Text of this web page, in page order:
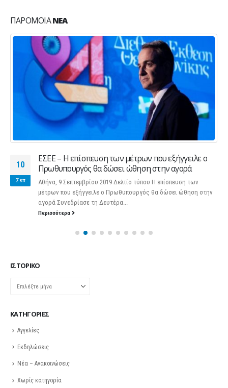
ΠΑΡΌΜΟΙΑΝΈΑ
10
Σεπ
ΕΣΕΕ – Η επίσπευση των μέτρων που εξήγγειλε ο
Πρωθυπουργός θα δώσει ώθηση στην αγορά
Αθήνα, 9 Σεπτεμβρίου 2019 Δελτίο τύπου Η επίσπευση των
μέτρων που εξήγγειλε ο Πρωθυπουργός θα δώσει ώθηση στην
αγορά Συνεδρίασε τη Δευτέρα...
Περισσότερα
ΙΣΤΟΡΙΚΌ
KΑΤΗΓΟΡΊΕΣ
Αγγελίες
Εκδηλώσεις
Νέα – Ανακοινώσεις
Χωρίς κατηγορία